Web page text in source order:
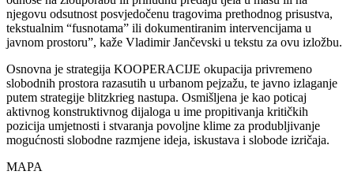
njegovu odsutnost posvjedočenu tragovima prethodnog prisustva,
tekstualnim “fusnotama” ili dokumentiranim intervencijama u
javnom prostoru”, kaže Vladimir Jančevski u tekstu za ovu izložbu.
Osnovna je strategija KOOPERACIJE okupacija privremeno
slobodnih prostora razasutih u urbanom pejzažu, te javno izlaganje
putem strategije blitzkrieg nastupa. Osmišljena je kao poticaj
aktivnog konstruktivnog dijaloga u ime propitivanja kritičkih
pozicija umjetnosti i stvaranja povoljne klime za produbljivanje
mogućnosti slobodne razmjene ideja, iskustava i slobode izričaja.
MAPA